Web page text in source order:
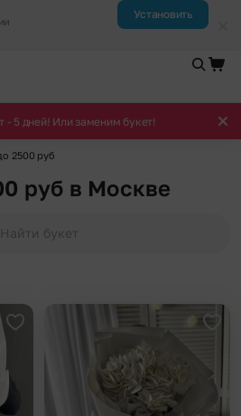
Установить
- 5 дней! Или заменим букет!
2500 руб
руб в Москве
Найти букет